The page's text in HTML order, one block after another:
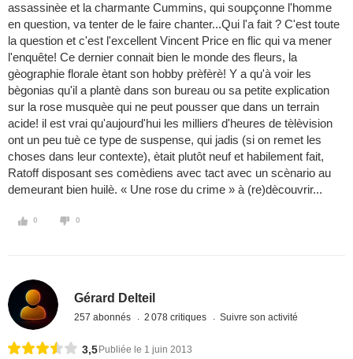
assassinèe et la charmante Cummins, qui soupçonne l'homme
en question, va tenter de le faire chanter...Qui l'a fait ? C'est toute
la question et c'est l'excellent Vincent Price en flic qui va mener
l'enquête! Ce dernier connait bien le monde des fleurs, la
gèographie florale ètant son hobby prèfèrè! Y a qu'à voir les
bègonias qu'il a plantè dans son bureau ou sa petite explication
sur la rose musquèe qui ne peut pousser que dans un terrain
acide! il est vrai qu'aujourd'hui les milliers d'heures de tèlèvision
ont un peu tuè ce type de suspense, qui jadis (si on remet les
choses dans leur contexte), ètait plutôt neuf et habilement fait,
Ratoff disposant ses comèdiens avec tact avec un scènario au
demeurant bien huilè. « Une rose du crime » à (re)dècouvrir...
0 0
Gérard Delteil
257 abonnés 2 078 critiques Suivre son activité
3,5 Publiée le 1 juin 2013